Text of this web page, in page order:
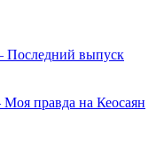
Последний выпуск
правда на Кеосаян